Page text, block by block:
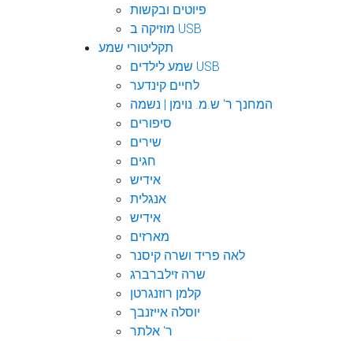
פיוטים ובקשות
מוזיקה ב USB
תקליטורי שמע
שמע לילדים USB
לחיים קינדער
המחנך ר' ש.מ. נוימן | נשמה
סיפורים
שירים
חגים
אידיש
אנגלית
אידיש
מארזים
לאה פריד ושרה קיסנר
שרה זילברברג
קלמן רוזנגרטן
יוסלה אייזנבך
ר' אלתר